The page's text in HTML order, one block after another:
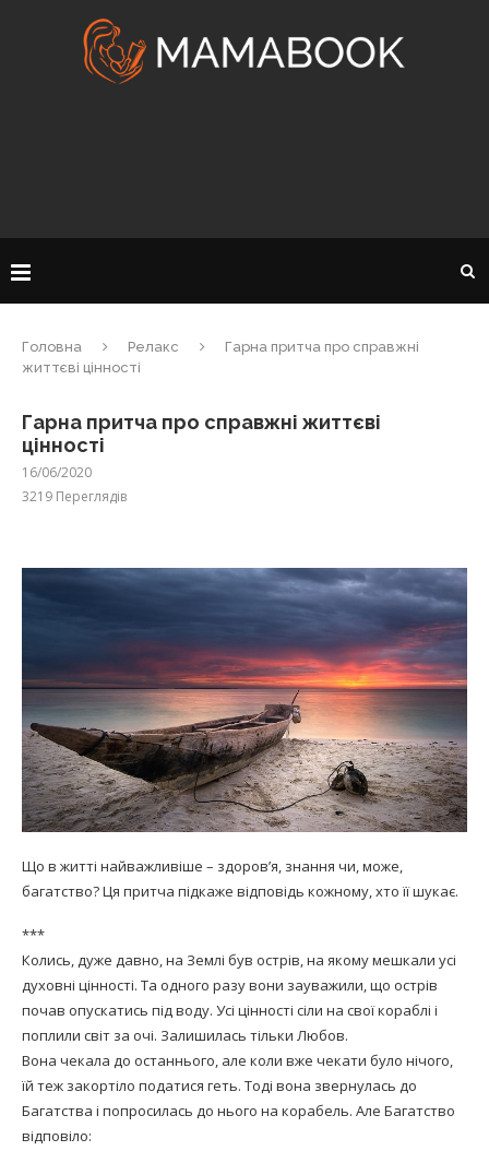
Головна Релакс
Гарна притча про справжні
життєві цінності
Гарна притча про справжні життєві
цінності
16/06/2020
3219 Переглядів
Що в житті найважливіше – здоров’я, знання чи, може,
багатство? Ця притча підкаже відповідь кожному, хто її шукає.
***
Колись, дуже давно, на Землі був острів, на якому мешкали усі
духовні цінності. Та одного разу вони зауважили, що острів
почав опускатись під воду. Усі цінності сіли на свої кораблі і
поплили світ за очі. Залишилась тільки Любов.
Вона чекала до останнього, але коли вже чекати було нічого,
їй теж закортіло податися геть. Тоді вона звернулась до
Багатства і попросилась до нього на корабель. Але Багатство
відповіло: